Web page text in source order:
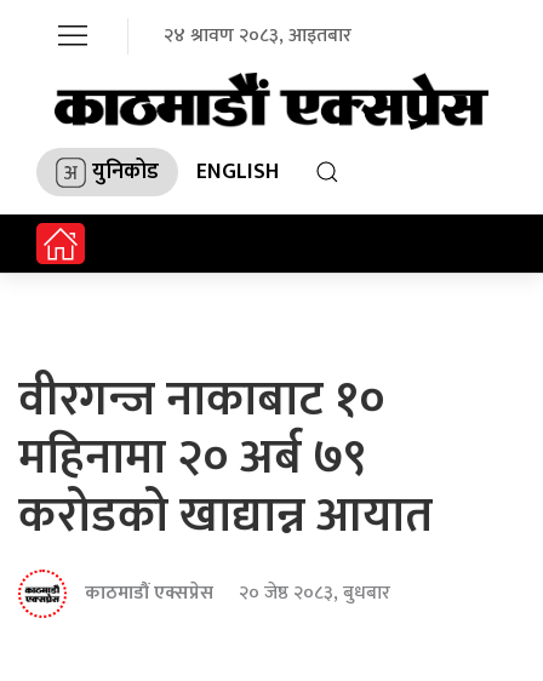
२४ श्रावण २०८३, आइतबार
युनिकोड ENGLISH
वीरगन्ज नाकाबाट १०
महिनामा २० अर्ब ७९
करोडको खाद्यान्न आयात
काठमाडौं एक्सप्रेस २० जेष्ठ २०८३, बुधबार